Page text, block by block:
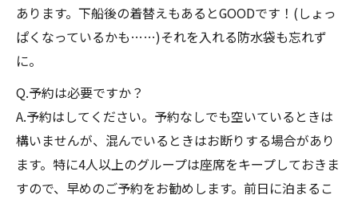
あります。下船後の着替えもあるとGOODです！(しょっ
ぱくなっているかも……)それを入れる防水袋も忘れず
に。
Q.予約は必要ですか？
A.予約はしてください。予約なしでも空いているときは
構いませんが、混んでいるときはお断りする場合があり
ます。特に4人以上のグループは座席をキープしておきま
すので、早めのご予約をお勧めします。前日に泊まるこ